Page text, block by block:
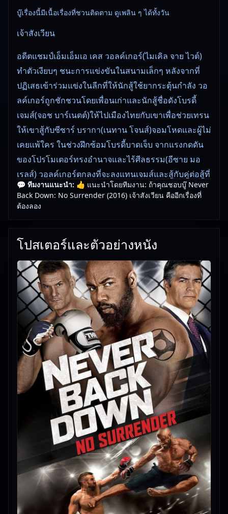
บู๊เรื่องนี้มีเนื้อเรื่องที่ชวนติดตาม ดูเพลิน ๆ ได้ทั้งวัน
เจ้าสังเวียน
อดีตแชมป์เอ็มเอ็มเอ เคส วอลค์เกอร์(ไมเคิล จาย ไวต์)
ทำตัวเงียบๆ ชนะการแข่งขันในสนามเล็กๆ หลังจากที่
ปฏิเสธเข้าร่วมแข่งในลีกที่ให้นักสู้ใช้ยากระตุ้นกำลัง วอ
ลค์เกอร์ถูกชักชวนโดยเพื่อนเก่าและนักสู้ชื่อดังโบรดี้
เจมส์(จอช บาร์เนตต์)ให้ไปเมืองไทยกับเขาเพื่อช่วยเทรน
ให้เขาสู้กับซีซาร์ บรากา(เนทาน โจนส์)จอมโหดและผู้ไม่
เคยแพ้ใคร ในช่วงฝึกซ้อมโบรดี้บาดเจ็บ จากแรงกดดัน
ของโปรโมเตอร์ทรงอำนาจและไร้ศีลธรรม(อีซาย มอ
เรลส์) วอลค์เกอร์ตกลงที่จะลงแทนเจมส์และสู้กับคู่ต่อสู้ที่
ร้ายกาจที่สุด แต่ต้องอยู๋ภายใต้เงื่อนไขของเขา
Never Back Down: No Surrender (2016) เจ้าสังเวียน
ซับไทย
Never Back Down: No Surrender (2016) เจ้าสังเวียน
เป็นหนังใหม่ชนโรงที่มีเนื้อเรื่องน่าติดตามดูเพลิน ๆ
🎯 Staff Pick: Never Back Down: No Surrender
(2016) เจ้าสังเวียน หนังใหม่ชนโรงที่ทีมงานเลือกให้คุณ
แล้ว
🎥อัปเดตโดยทีมงาน Free Movie 24— ตรวจสอบล่าสุด:
06/06/2026 |
เกี่ยวกับเรา
💬 ทีมงานแนะนำ: 👍 แนะนำโดยทีมงาน: ถ้าคุณชอบบู๊ Never
Back Down: No Surrender (2016) เจ้าสังเวียน คืออีกเรื่องที่
ต้องลอง
โปสเตอร์และตัวอย่างหนัง